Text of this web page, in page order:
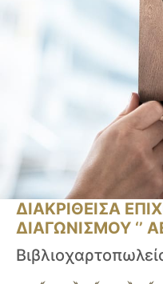
ΔΙΑΚΡΙΘΕΙΣΑ
ΔΙΑΓΩΝΙΣΜΟΥ ‘’